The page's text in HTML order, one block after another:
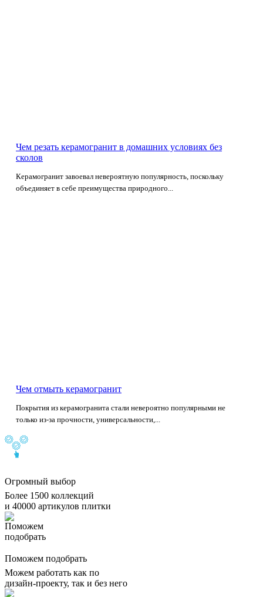
Чем резать керамогранит в домашних условиях без
сколов
Керамогранит завоевал невероятную популярность, поскольку
объединяет в себе преимущества природного...
Чем отмыть керамогранит
Покрытия из керамогранита стали невероятно популярными не
только из-за прочности, универсальности,...
Огромный выбор
Более 1500 коллекций
и 40000 артикулов плитки
Поможем подобрать
Можем работать как по
дизайн-проекту, так и без него